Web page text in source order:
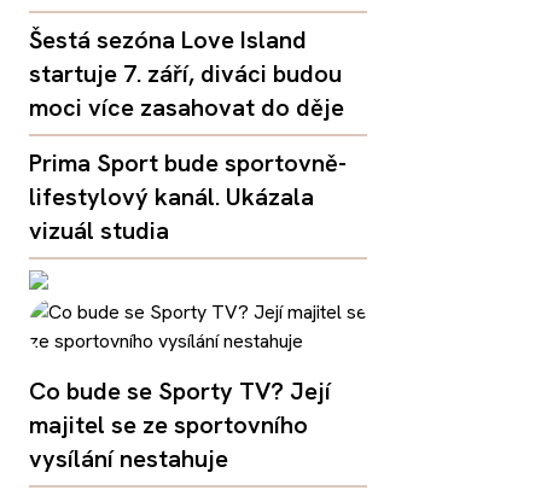
Šestá sezóna Love Island
startuje 7. září, diváci budou
moci více zasahovat do děje
Prima Sport bude sportovně-
lifestylový kanál. Ukázala
vizuál studia
Co bude se Sporty TV? Její
majitel se ze sportovního
vysílání nestahuje